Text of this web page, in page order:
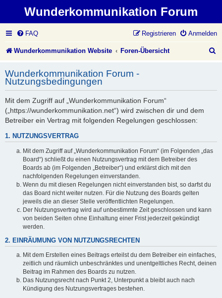
Wunderkommunikation Forum
FAQ Anmelden
Registrieren
Wunderkommunikation Website Foren-Übersicht
Wunderkommunikation Forum -
Nutzungsbedingungen
Mit dem Zugriff auf „Wunderkommunikation Forum“
(„https://wunderkommunikation.net“) wird zwischen dir und dem
Betreiber ein Vertrag mit folgenden Regelungen geschlossen:
1. NUTZUNGSVERTRAG
Mit dem Zugriff auf „Wunderkommunikation Forum“ (im Folgenden „das
Board“) schließt du einen Nutzungsvertrag mit dem Betreiber des
Boards ab (im Folgenden „Betreiber“) und erklärst dich mit den
nachfolgenden Regelungen einverstanden.
Wenn du mit diesen Regelungen nicht einverstanden bist, so darfst du
das Board nicht weiter nutzen. Für die Nutzung des Boards gelten
jeweils die an dieser Stelle veröffentlichten Regelungen.
Der Nutzungsvertrag wird auf unbestimmte Zeit geschlossen und kann
von beiden Seiten ohne Einhaltung einer Frist jederzeit gekündigt
werden.
2. EINRÄUMUNG VON NUTZUNGSRECHTEN
Mit dem Erstellen eines Beitrags erteilst du dem Betreiber ein einfaches,
zeitlich und räumlich unbeschränktes und unentgeltliches Recht, deinen
Beitrag im Rahmen des Boards zu nutzen.
Das Nutzungsrecht nach Punkt 2, Unterpunkt a bleibt auch nach
Kündigung des Nutzungsvertrages bestehen.